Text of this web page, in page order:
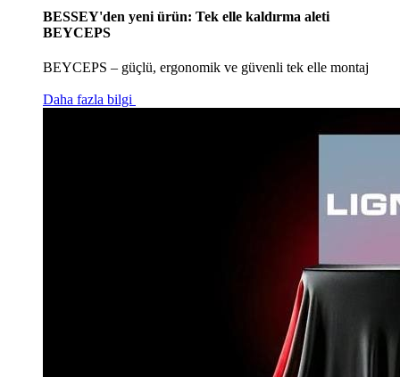
BESSEY'den yeni ürün: Tek elle kaldırma aleti
BEYCEPS
BEYCEPS – güçlü, ergonomik ve güvenli tek elle montaj
Daha fazla bilgi